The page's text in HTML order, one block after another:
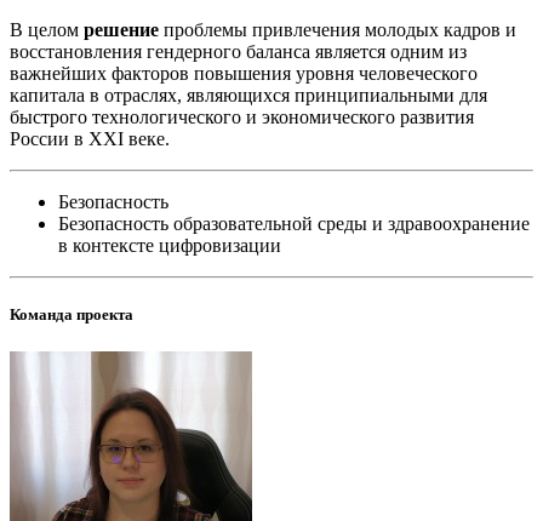
В целом решение проблемы привлечения молодых кадров и
восстановления гендерного баланса является одним из
важнейших факторов повышения уровня человеческого
капитала в отраслях, являющихся принципиальными для
быстрого технологического и экономического развития
России в XXI веке.
Безопасность
Безопасность образовательной среды и здравоохранение
в контексте цифровизации
Команда проекта